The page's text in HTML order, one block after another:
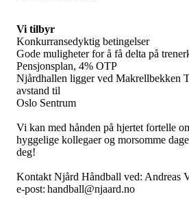
Vi tilbyr
Konkurransedyktig betingelser
Gode muligheter for å få delta på
Pensjonsplan, 4% OTP
Njårdhallen ligger ved Makrellbekken
avstand til
Oslo Sentrum
Vi kan med hånden på hjertet fortelle
hyggelige kollegaer og morsomme
deg!
Kontakt Njård Håndball ved: Andreas
e-post: handball@njaard.no